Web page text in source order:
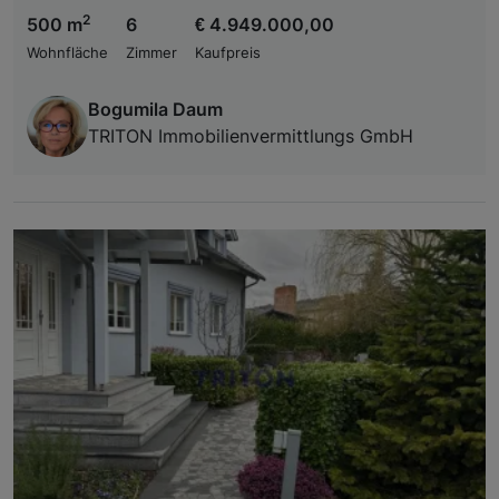
500 m2
Wohnfläche
6
Zimmer
€ 4.949.000,00
Kaufpreis
Bogumila Daum
TRITON Immobilienvermittlungs GmbH